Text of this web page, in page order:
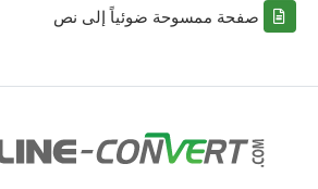
صفحة ممسوحة ضوئياً إلى نص